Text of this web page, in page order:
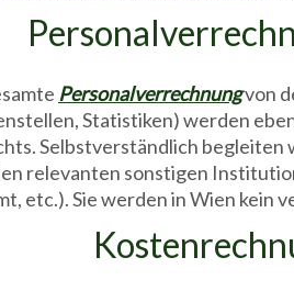
Personalverrechnungvon
Statistiken) werden
Selbstverständlich begleiten
relevanten sonstigen
etc.). Sie werden in Wien